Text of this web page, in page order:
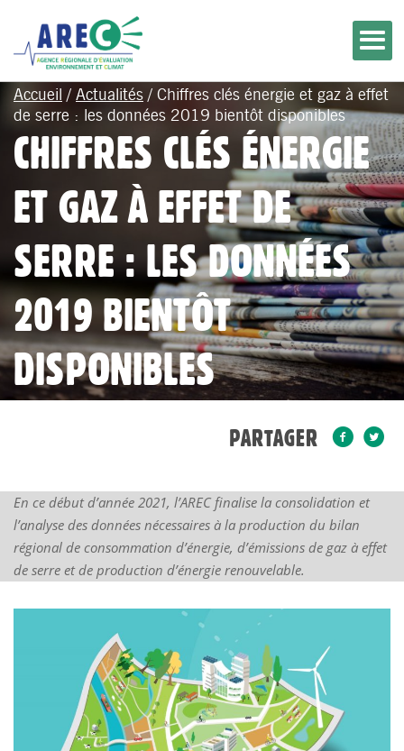
Accueil / Actualités / Chiffres clés énergie et gaz à effet
de serre : les données 2019 bientôt disponibles
CHIFFRES CLÉS ÉNERGIE
ET GAZ À EFFET DE
SERRE : LES DONNÉES
2019 BIENTÔT
DISPONIBLES
PARTAGER
En ce début d’année 2021, l’AREC finalise la consolidation et
l’analyse des données nécessaires à la production du bilan
régional de consommation d’énergie, d’émissions de gaz à effet
de serre et de production d’énergie renouvelable.